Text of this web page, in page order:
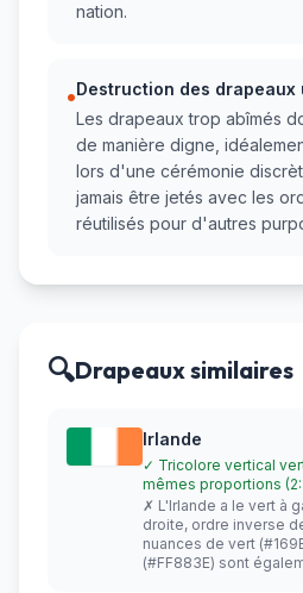
nation.
•Destruction des drapeaux
Les drapeaux trop abîmés
de manière digne,
lors d'une cérémonie
jamais être jetés avec les
réutilisés pour d'autres
🔍Drapeaux similaires
Irlande
✓ Tricolore vertical
mêmes proportions
✗ L'Irlande a le vert à
droite, ordre inverse
nuances de vert
(#FF883E) sont